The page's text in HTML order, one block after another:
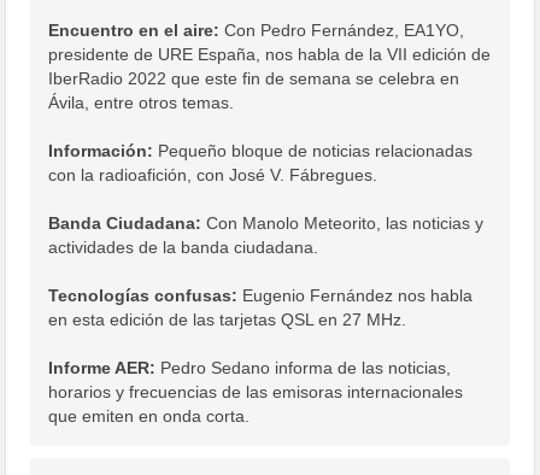
Encuentro en el aire: Con Pedro Fernández, EA1YO,
presidente de URE España, nos habla de la VII edición de
IberRadio 2022 que este fin de semana se celebra en
Ávila, entre otros temas.
Información: Pequeño bloque de noticias relacionadas
con la radioafición, con José V. Fábregues.
Banda Ciudadana: Con Manolo Meteorito, las noticias y
actividades de la banda ciudadana.
Tecnologías confusas: Eugenio Fernández nos habla
en esta edición de las tarjetas QSL en 27 MHz.
Informe AER: Pedro Sedano informa de las noticias,
horarios y frecuencias de las emisoras internacionales
que emiten en onda corta.